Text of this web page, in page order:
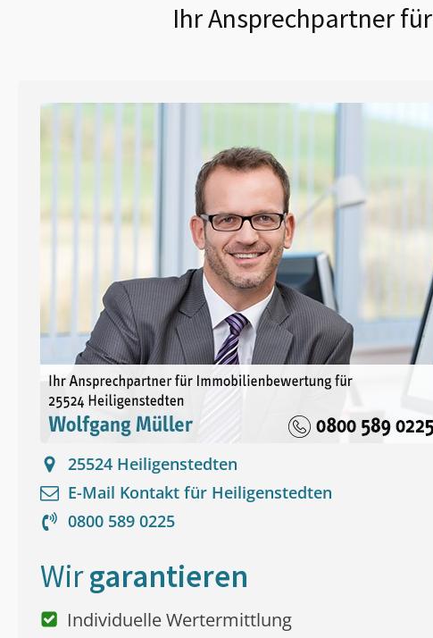
Ihr Ansprechpartner für
25524 Heiligenstedten
E-Mail Kontakt für Heiligenstedten
0800 589 0225
Wirgarantieren
Individuelle Wertermittlung